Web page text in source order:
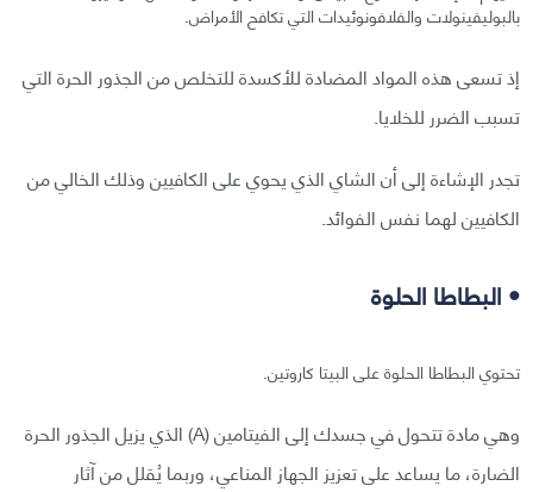
بالبوليفينولات والفلافونوئيدات التي تكافح الأمراض.
إذ تسعى هذه المواد المضادة للأكسدة للتخلص من الجذور الحرة التي
تسبب الضرر للخلايا.
تجدر الإشاءة إلى أن الشاي الذي يحوي على الكافيين وذلك الخالي من
الكافيين لهما نفس الفوائد.
• البطاطا الحلوة
تحتوي البطاطا الحلوة على البيتا كاروتين.
وهي مادة تتحول في جسدك إلى الفيتامين (A) الذي يزيل الجذور الحرة
الضارة، ما يساعد على تعزيز الجهاز المناعي، وربما يُقلل من آثار